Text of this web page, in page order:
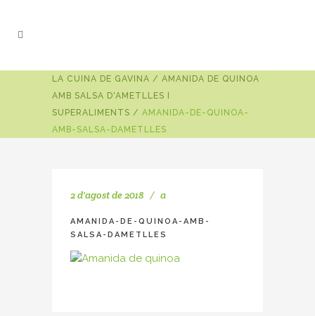
LA CUINA DE GAVINA / AMANIDA DE QUINOA
AMB SALSA D'AMETLLES I
SUPERALIMENTS / AMANIDA-DE-QUINOA-
AMB-SALSA-DAMETLLES
2 d'agost de 2018 a
AMANIDA-DE-QUINOA-AMB-
SALSA-DAMETLLES